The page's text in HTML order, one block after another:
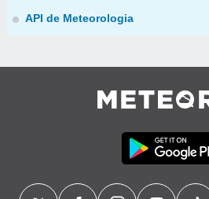
API de Meteorologia